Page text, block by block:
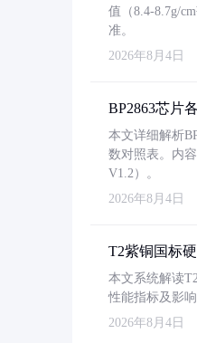
值（8.4-8.7g/
准。
2026年8月4日
BP2863芯片
本文详细解析
数对照表。内
V1.2）。
2026年8月4日
T2紫铜国标
本文系统解读
性能指标及影
2026年8月4日